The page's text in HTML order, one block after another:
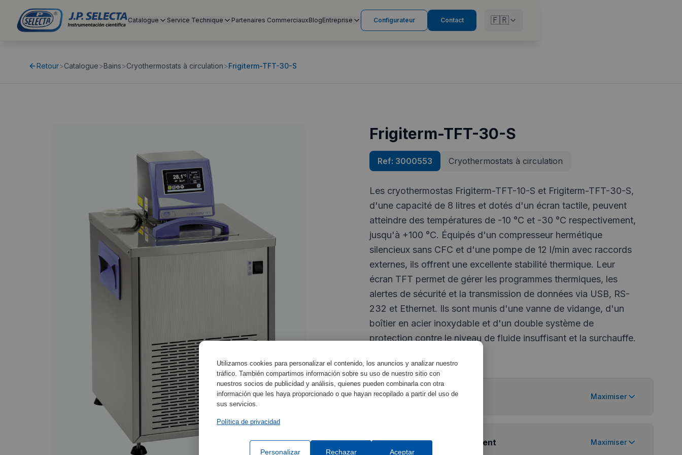
Catalogue Service Technique Partenaires CommerciauxBlogEntreprise Configurateur Contact 🇫🇷
Retour>Catalogue>Bains>Cryothermostats à circulation>Frigiterm-TFT-30-S
Frigiterm-TFT-30-S
Ref: 3000553 Cryothermostats à circulation
Les cryothermostas Frigiterm-TFT-10-S et Frigiterm-TFT-30-S,
d'une capacité de 8 litres et dotés d'un écran tactile, peuvent
atteindre des températures de -10 °C et -30 °C respectivement,
jusqu'à +100 °C. Équipés d'un compresseur hermétique
silencieux sans CFC et d'une pompe de 12 l/min avec raccords
externes, ils offrent une excellente stabilité thermique. Leur
écran TFT permet de gérer les programmes thermiques, les
alertes de sécurité et la transmission de données via USB, RS-
232 et Ethernet. Ils sont munis d'une vanne de vidange, d'un
boîtier en acier inoxydable et d'un double système de
protection contre le niveau de fluide insuffisant et la surchauffe.
Caractéristiques Maximiser
Spécifications de l'équipement Maximiser
Utilizamos cookies para personalizar el contenido, los anuncios y analizar nuestro
tráfico. También compartimos información sobre su uso de nuestro sitio con
nuestros socios de publicidad y análisis, quienes pueden combinarla con otra
información que les haya proporcionado o que hayan recopilado a partir del uso de
sus servicios.
Política de privacidad
Personalizar Rechazar Aceptar